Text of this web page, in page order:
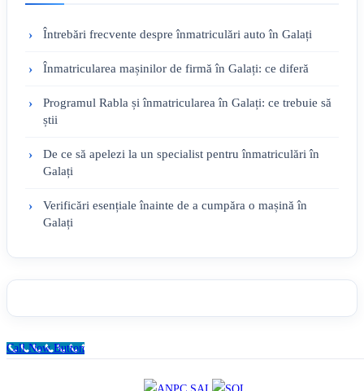
Întrebări frecvente despre înmatriculări auto în Galați
Înmatricularea mașinilor de firmă în Galați: ce diferă
Programul Rabla și înmatricularea în Galați: ce trebuie să
știi
De ce să apelezi la un specialist pentru înmatriculări în
Galați
Verificări esențiale înainte de a cumpăra o mașină în
Galați
Call Now Button